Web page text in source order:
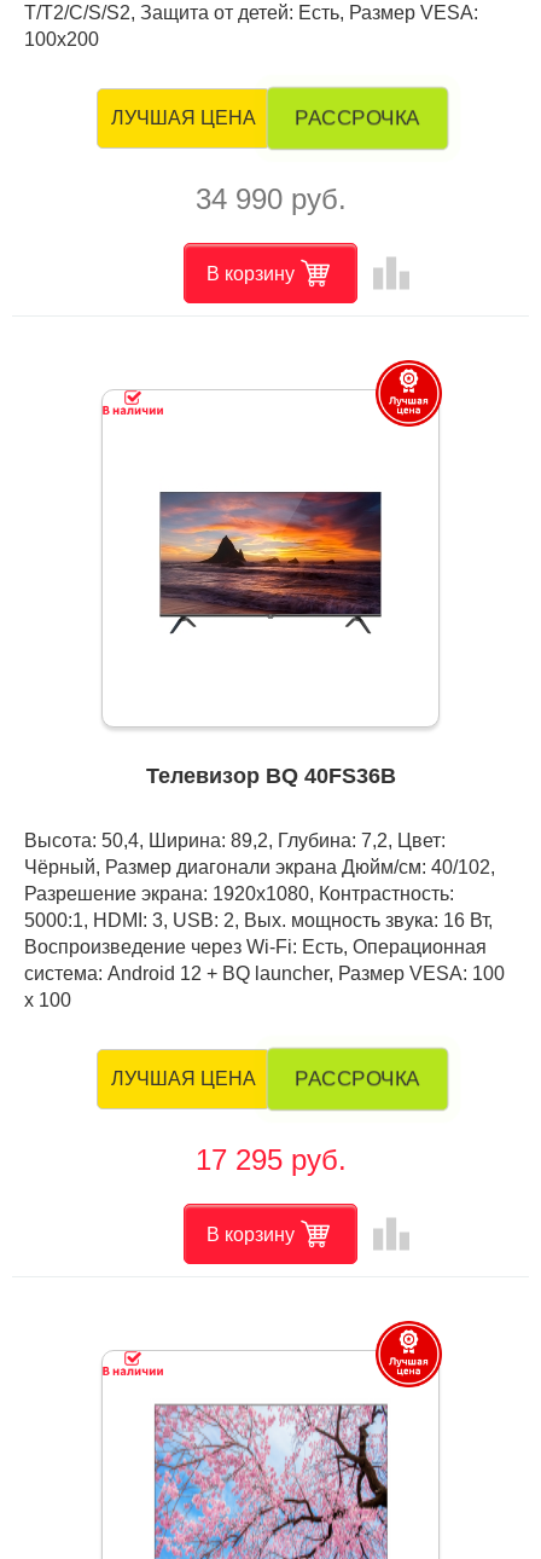
T/T2/C/S/S2, Защита от детей: Есть, Размер VESA:
100x200
ЛУЧШАЯ ЦЕНА РАССРОЧКА
34 990 руб.
В корзину leaderboard
Телевизор BQ 40FS36B
Высота: 50,4, Ширина: 89,2, Глубина: 7,2, Цвет:
Чёрный, Размер диагонали экрана Дюйм/см: 40/102,
Разрешение экрана: 1920x1080, Контрастность:
5000:1, HDMI: 3, USB: 2, Вых. мощность звука: 16 Вт,
Воспроизведение через Wi-Fi: Есть, Операционная
система: Android 12 + BQ launcher, Размер VESA: 100
х 100
ЛУЧШАЯ ЦЕНА РАССРОЧКА
17 295 руб.
В корзину leaderboard